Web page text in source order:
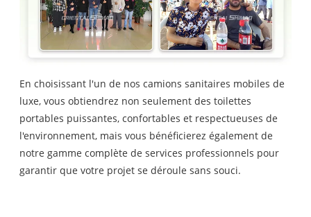
En choisissant l'un de nos camions sanitaires mobiles de
luxe, vous obtiendrez non seulement des toilettes
portables puissantes, confortables et respectueuses de
l'environnement, mais vous bénéficierez également de
notre gamme complète de services professionnels pour
garantir que votre projet se déroule sans souci.